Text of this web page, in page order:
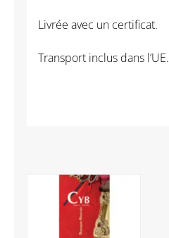
Livrée avec un certificat.
Transport inclus dans l’UE.